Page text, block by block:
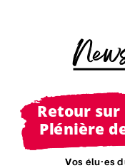
Retour sur
Plénière
Vos é lu⸱ es d